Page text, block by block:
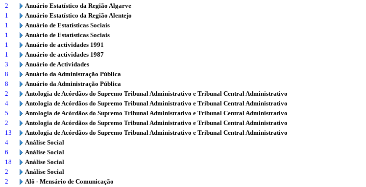
2
Anuário Estatístico da Região Algarve
1
Anuário Estatístico da Região Alentejo
1
Anuário de Estatísticas Sociais
1
Anuário de Estatísticas Sociais
1
Anuário de actividades 1991
1
Anuário de actividades 1987
3
Anuário de Actividades
8
Anuário da Administração Pública
8
Anuário da Administração Pública
2
Antologia de Acórdãos do Supremo Tribunal Administrativo e Tribunal Central Administrativo
4
Antologia de Acórdãos do Supremo Tribunal Administrativo e Tribunal Central Administrativo
5
Antologia de Acórdãos do Supremo Tribunal Administrativo e Tribunal Central Administrativo
2
Antologia de Acórdãos do Supremo Tribunal Administrativo e Tribunal Central Administrativo
13
Antologia de Acórdãos do Supremo Tribunal Administrativo e Tribunal Central Administrativo
4
Análise Social
6
Análise Social
18
Análise Social
2
Análise Social
2
Alô - Mensário de Comunicação